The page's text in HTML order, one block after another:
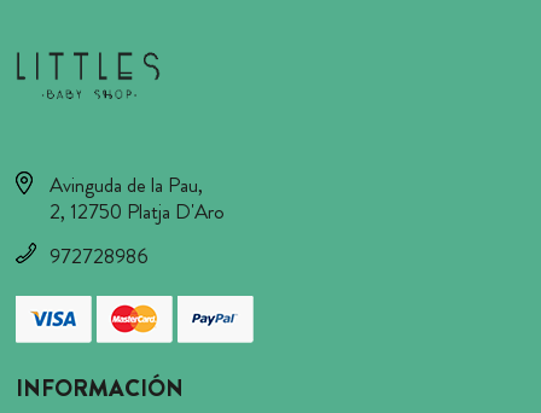
Avinguda de la Pau,
2, 12750 Platja D'Aro
972728986
INFORMACIÓN